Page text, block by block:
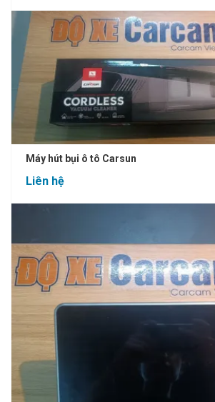
Máy hút bụi ô tô Carsun
Liên hệ